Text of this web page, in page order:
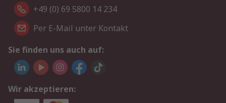
+49 (0) 69 5800 14 234
Per E-Mail unter Kontakt
Sie finden uns auch auf:
Wir akzeptieren: